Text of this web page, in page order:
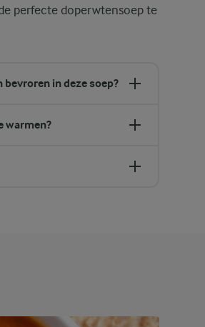
perfecte doperwtensoep te
in deze soep?
warmen?